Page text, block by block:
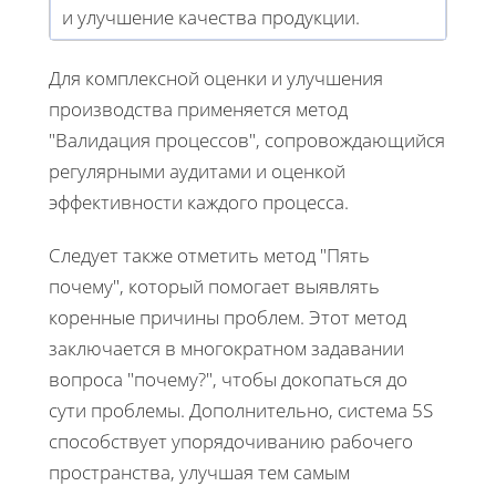
и улучшение качества продукции.
Для комплексной оценки и улучшения
производства применяется метод
"Валидация процессов", сопровождающийся
регулярными аудитами и оценкой
эффективности каждого процесса.
Следует также отметить метод "Пять
почему", который помогает выявлять
коренные причины проблем. Этот метод
заключается в многократном задавании
вопроса "почему?", чтобы докопаться до
сути проблемы. Дополнительно, система 5S
способствует упорядочиванию рабочего
пространства, улучшая тем самым